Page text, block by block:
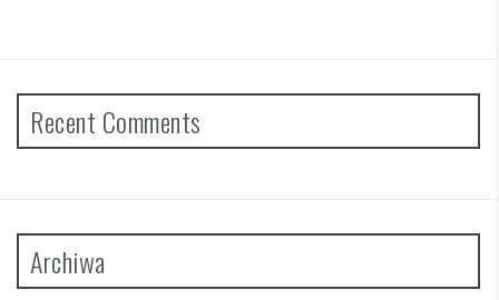
Recent Comments
Archiwa